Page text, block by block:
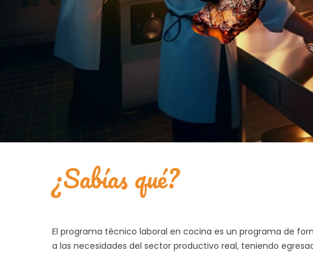
¿Sabías qué?
El programa técnico laboral en cocina es un programa de
a las necesidades del sector productivo real, teniendo